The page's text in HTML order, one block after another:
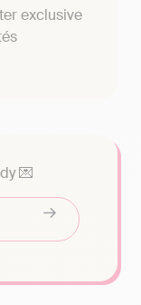
exclusive
💌